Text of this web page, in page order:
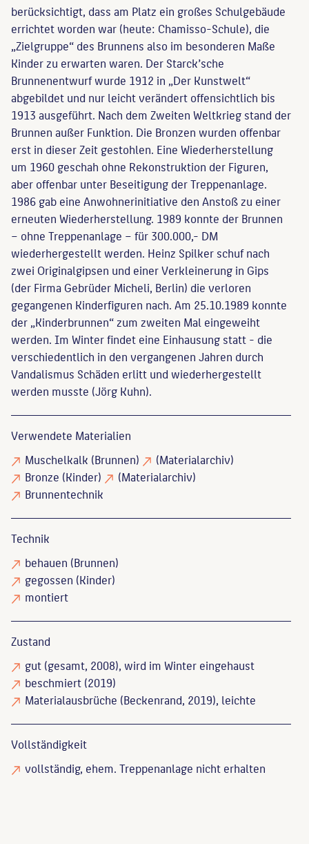
berücksichtigt, dass am Platz ein großes Schulgebäude
errichtet worden war (heute: Chamisso-Schule), die
„Zielgruppe“ des Brunnens also im besonderen Maße
Kinder zu erwarten waren. Der Starck’sche
Brunnenentwurf wurde 1912 in „Der Kunstwelt“
abgebildet und nur leicht verändert offensichtlich bis
1913 ausgeführt. Nach dem Zweiten Weltkrieg stand der
Brunnen außer Funktion. Die Bronzen wurden offenbar
erst in dieser Zeit gestohlen. Eine Wiederherstellung
um 1960 geschah ohne Rekonstruktion der Figuren,
aber offenbar unter Beseitigung der Treppenanlage.
1986 gab eine Anwohnerinitiative den Anstoß zu einer
erneuten Wiederherstellung. 1989 konnte der Brunnen
– ohne Treppenanlage – für 300.000,- DM
wiederhergestellt werden. Heinz Spilker schuf nach
zwei Originalgipsen und einer Verkleinerung in Gips
(der Firma Gebrüder Micheli, Berlin) die verloren
gegangenen Kinderfiguren nach. Am 25.10.1989 konnte
der „Kinderbrunnen“ zum zweiten Mal eingeweiht
werden. Im Winter findet eine Einhausung statt - die
verschiedentlich in den vergangenen Jahren durch
Vandalismus Schäden erlitt und wiederhergestellt
werden musste (Jörg Kuhn).
Verwendete Materialien
Muschelkalk (Brunnen)
(Materialarchiv)
Bronze (Kinder)
(Materialarchiv)
Brunnentechnik
Technik
behauen (Brunnen)
gegossen (Kinder)
montiert
Zustand
gut(gesamt, 2008), wird im Winter eingehaust
beschmiert(2019)
Materialausbrüche (Beckenrand, 2019), leichte
Vollständigkeit
vollständig, ehem. Treppenanlage nicht erhalten